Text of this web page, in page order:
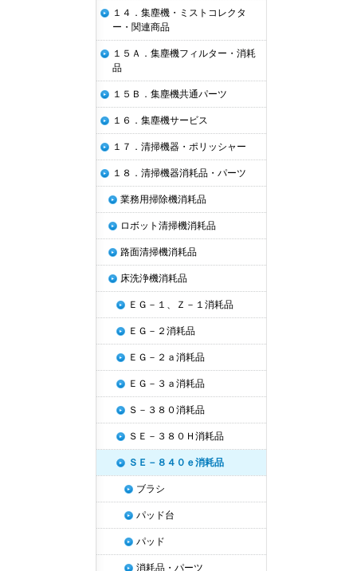
１４．集塵機・ミストコレクタ
ー・関連商品
１５Ａ．集塵機フィルター・消耗
品
１５Ｂ．集塵機共通パーツ
１６．集塵機サービス
１７．清掃機器・ポリッシャー
１８．清掃機器消耗品・パーツ
業務用掃除機消耗品
ロボット清掃機消耗品
路面清掃機消耗品
床洗浄機消耗品
ＥＧ－１、Ｚ－１消耗品
ＥＧ－２消耗品
ＥＧ－２ａ消耗品
ＥＧ－３ａ消耗品
Ｓ－３８０消耗品
ＳＥ－３８０Ｈ消耗品
ＳＥ－８４０ｅ消耗品
ブラシ
パッド台
パッド
消耗品・パーツ